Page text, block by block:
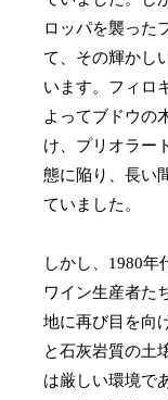
ロッパを襲った
て、その輝かし
います。フィロ
よってブドウの
け、プリオラー
態に陥り、長い
ていました。
しかし、1980年
ワイン生産者た
地に再び目を向
と石灰岩質の土
は厳しい環境で